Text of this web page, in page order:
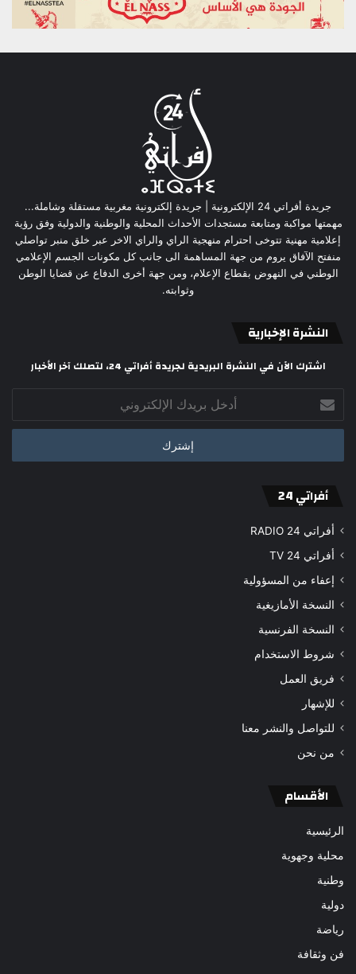
جريدة أفراتي 24 الإلكترونية | جريدة إلكترونية مغربية مستقلة وشاملة...
مهمتها مواكبة ومتابعة مستجدات الأحداث المحلية والوطنية والدولية وفق رؤية
إعلامية مهنية تتوخى احترام منهجية الراي والراي الاخر عبر خلق منبر تواصلي
منفتح الآفاق يروم من جهة المساهمة الى جانب كل مكونات الجسم الإعلامي
الوطني في النهوض بقطاع الإعلام، ومن جهة أخرى الدفاع عن قضايا الوطن
وثوابته.
النشرة الإخبارية
اشترك الآن في النشرة البريدية لجريدة أفراتي 24، لتصلك آخر الأخبار
بريدك
الإلكتروني
أفراتي 24
أفراتي 24 RADIO
أفراتي 24 TV
إعفاء من المسؤولية
النسخة الأمازيغية
النسخة الفرنسية
شروط الاستخدام
فريق العمل
للإشهار
للتواصل والنشر معنا
من نحن
الأقسام
الرئيسية
محلية وجهوية
وطنية
دولية
رياضة
فن وثقافة